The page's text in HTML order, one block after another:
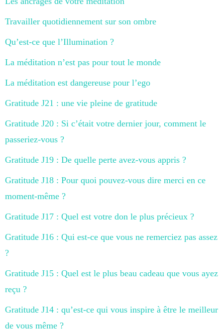
Travailler quotidiennement sur son ombre
Qu’est-ce que l’Illumination ?
La méditation n’est pas pour tout le monde
La méditation est dangereuse pour l’ego
Gratitude J21 : une vie pleine de gratitude
Gratitude J20 : Si c’était votre dernier jour, comment le
passeriez-vous ?
Gratitude J19 : De quelle perte avez-vous appris ?
Gratitude J18 : Pour quoi pouvez-vous dire merci en ce
moment-même ?
Gratitude J17 : Quel est votre don le plus précieux ?
Gratitude J16 : Qui est-ce que vous ne remerciez pas assez
?
Gratitude J15 : Quel est le plus beau cadeau que vous ayez
reçu ?
Gratitude J14 : qu’est-ce qui vous inspire à être le meilleur
de vous même ?